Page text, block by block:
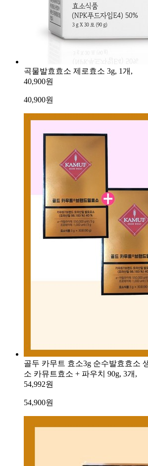
곡물발효효소 제로효소 3g, 1개,
40,900원
40,900원
골두 카무트 효소3g 순수발효효소
소 카뮤트효소 + 파우치 90g, 3개,
54,992원
54,900원